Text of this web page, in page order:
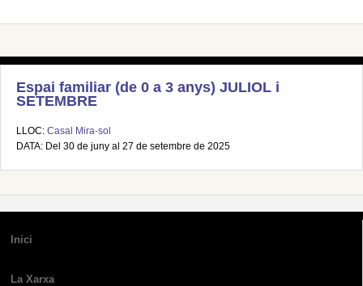
Espai familiar (de 0 a 3 anys) JULIOL i
SETEMBRE
LLOC: Casal Mira-sol
DATA: Del 30 de juny al 27 de setembre de 2025
Inici
La Xarxa